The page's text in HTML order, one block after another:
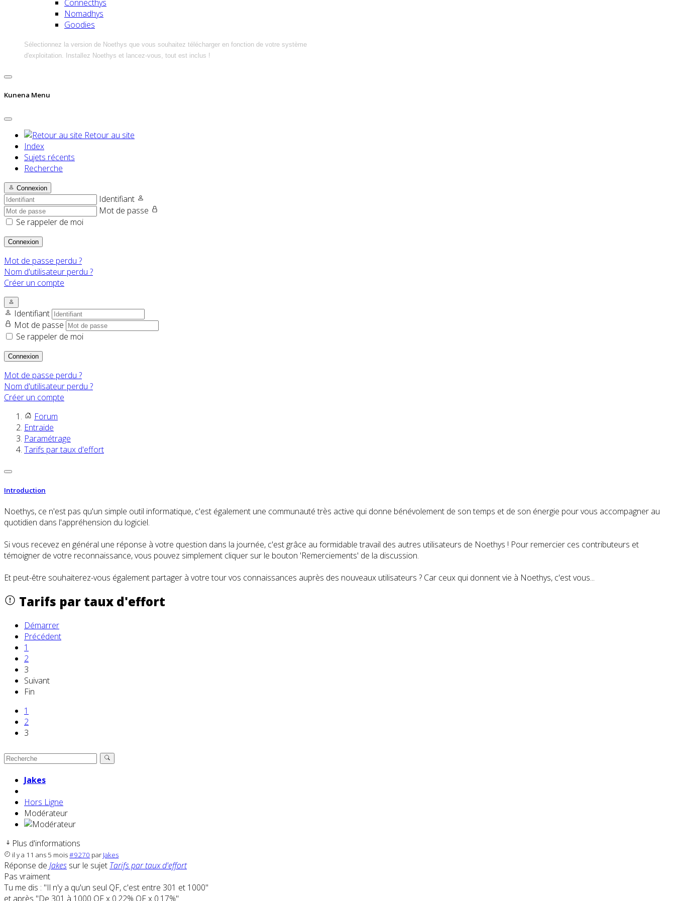
Connecthys
Nomadhys
Goodies
Sélectionnez la version de Noethys que vous souhaitez télécharger en fonction de votre système
d'exploitation. Installez Noethys et lancez-vous, tout est inclus !
Kunena Menu
Retour au site
Index
Sujets récents
Recherche
Connexion
Identifiant
Mot de passe
Se rappeler de moi
Connexion
Mot de passe perdu ?
Nom d'utilisateur perdu ?
Créer un compte
Identifiant
Mot de passe
Se rappeler de moi
Connexion
Mot de passe perdu ?
Nom d'utilisateur perdu ?
Créer un compte
Forum
Entraide
Paramétrage
Tarifs par taux d'effort
Introduction
Noethys, ce n'est pas qu'un simple outil informatique, c'est également une communauté très active qui donne bénévolement de son temps et de son énergie pour vous accompagner au
quotidien dans l'appréhension du logiciel.
Si vous recevez en général une réponse à votre question dans la journée, c'est grâce au formidable travail des autres utilisateurs de Noethys ! Pour remercier ces contributeurs et
témoigner de votre reconnaissance, vous pouvez simplement cliquer sur le bouton 'Remerciements' de la discussion.
Et peut-être souhaiterez-vous également partager à votre tour vos connaissances auprès des nouveaux utilisateurs ? Car ceux qui donnent vie à Noethys, c'est vous...
Tarifs par taux d'effort
Démarrer
Précédent
1
2
3
Suivant
Fin
1
2
3
Jakes
Hors Ligne
Modérateur
Plus d'informations
il y a 11 ans 5 mois#9270 par Jakes
Réponse de Jakes sur le sujet Tarifs par taux d'effort
Pas vraiment
Tu me dis : "Il n'y a qu'un seul QF, c'est entre 301 et 1000"
et après "De 301 à 1000 QF x 0.22% QF x 0.17%"